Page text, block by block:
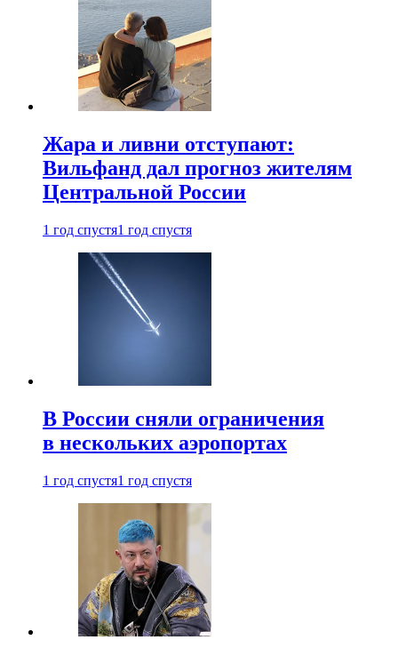
Жара и ливни отступают:
Вильфанд дал прогноз жителям
Центральной России
1 год спустя1 год спустя
В России сняли ограничения
в нескольких аэропортах
1 год спустя1 год спустя